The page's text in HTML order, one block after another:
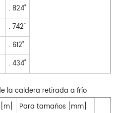
. 824"
. 742"
. 612"
. 434"
la caldera retirada a frío
Para tamaños [mm]